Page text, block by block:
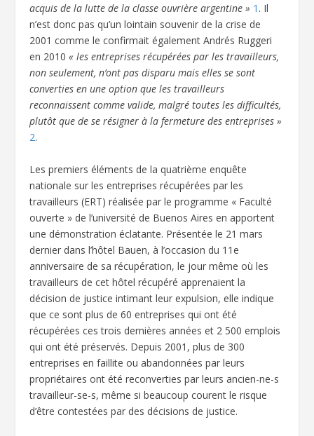
acquis de la lutte de la classe ouvrière argentine » 1 . Il
n’est donc pas qu’un lointain souvenir de la crise de
2001 comme le confirmait également Andrés Ruggeri
en 2010« les entreprises récupérées par les travailleurs,
non seulement, n’ont pas disparu mais elles se sont
converties en une option que les travailleurs
reconnaissent comme valide, malgré toutes les difficultés,
plutôt que de se résigner à la fermeture des entreprises »
2.
Les premiers éléments de la quatrième enquête
nationale sur les entreprises récupérées par les
travailleurs (ERT) réalisée par le programme « Faculté
ouverte » de l’université de Buenos Aires en apportent
une démonstration éclatante. Présentée le 21 mars
dernier dans l’hôtel Bauen, à l’occasion du 11e
anniversaire de sa récupération, le jour même où les
travailleurs de cet hôtel récupéré apprenaient la
décision de justice intimant leur expulsion, elle indique
que ce sont plus de 60 entreprises qui ont été
récupérées ces trois dernières années et 2 500 emplois
qui ont été préservés. Depuis 2001, plus de 300
entreprises en faillite ou abandonnées par leurs
propriétaires ont été reconverties par leurs ancien-ne-s
travailleur-se-s, même si beaucoup courent le risque
d’être contestées par des décisions de justice.